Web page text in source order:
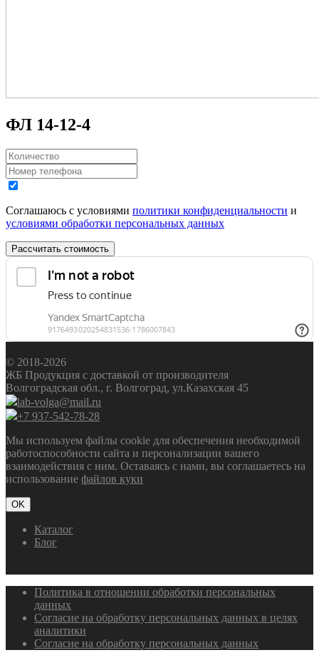
ФЛ 14-12-4
Соглашаюсь с условиями политики конфиденциальности и
условиями обработки персональных данных
Рассчитать стоимость
© 2018-2026
ЖБ Продукция с доставкой от производителя
Волгоградская обл., г. Волгоград, ул.Казахская 45
lab-volga@mail.ru
+7 937-542-78-28
Мы используем файлы cookie для обеспечения необходимой
работоспособности сайта и персонализации вашего
взаимодействия с ним. Оставаясь с нами, вы соглашаетесь на
использование файлов куки
OK
Каталог
Блог
Политика в отношении обработки персональных
данных
Согласие на обработку персональных данных в целях
аналитики
Согласие на обработку персональных данных